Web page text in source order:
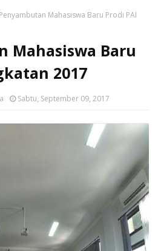
Penyambutan Mahasiswa Baru Prodi PAI
Mahasiswa Baru
2017
Sabtu, September 09, 2017